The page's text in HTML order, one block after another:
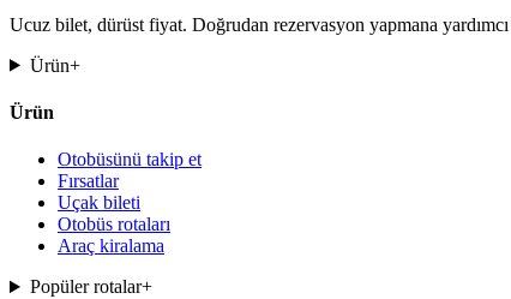
Ucuz bilet, dürüst fiyat. Doğrudan rezervasyon yapmana
Ürün+
Ürün
Otobüsünü takip et
Fırsatlar
Uçak bileti
Otobüs rotaları
Araç kiralama
Popüler rotalar+